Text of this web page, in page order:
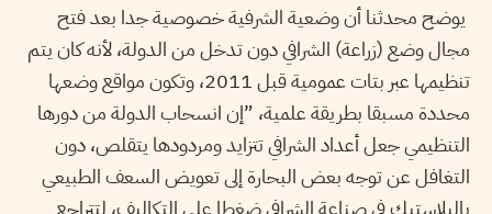
يوضح محدثنا أن وضعية الشرفية خصوصية جدا بعد فتح
مجال وضع (زراعة) الشرافي دون تدخل من الدولة، لأنه كان يتم
تنظيمها عبر بتات عمومية قبل 2011، وتكون مواقع وضعها
محددة مسبقا بطريقة علمية، ”إن انسحاب الدولة من دورها
التنظيمي جعل أعداد الشرافي تتزايد ومردودها يتقلص، دون
التغافل عن توجه بعض البحارة إلى تعويض السعف الطبيعي
بالبلاستيك في صناعة الشرافي ضغطا على التكاليف، لتتراجع